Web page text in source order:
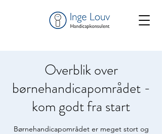
Overblik over
børnehandicapområdet -
kom godt fra start
Børnehandicapområdet er meget stort og